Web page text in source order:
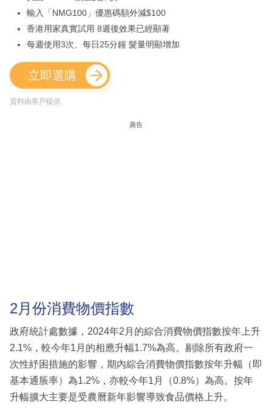
輸入「NMG100」優惠碼額外減$100
香港用家真實試用 8週後效果已經顯著
每週使用3次、每日25分鐘 髮量明顯增加
立即選購
資料由客戶提供
廣告
2月份消費物價指數
政府統計處數據，2024年2月的綜合消費物價指數按年上升
2.1%，較今年1月的相應升幅1.7%為高。剔除所有政府一
次性紓困措施的影響，期內綜合消費物價指數按年升幅（即
基本通脹率）為1.2%，亦較今年1月（0.8%）為高。按年
升幅擴大主要是受農曆新年影響導致食品價格上升。